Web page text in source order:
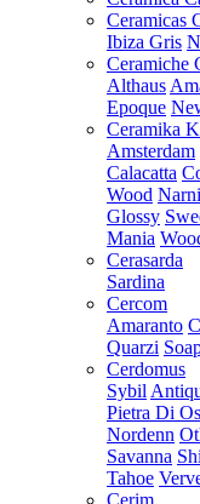
Ceramicas
Ibiza Gris
Ceramiche
Althaus
Epoque
Ceramika
Amsterdam
Calacatta
Wood Narni
Glossy
Mania
Cerasarda
Sardina
Cercom
Amaranto
Quarzi
Cerdomus
Sybil
Pietra Di
Nordenn
Savanna
Tahoe